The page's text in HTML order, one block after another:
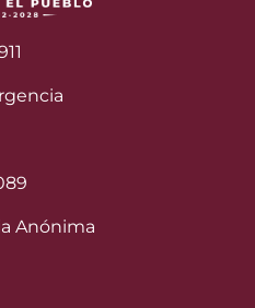
Anónima